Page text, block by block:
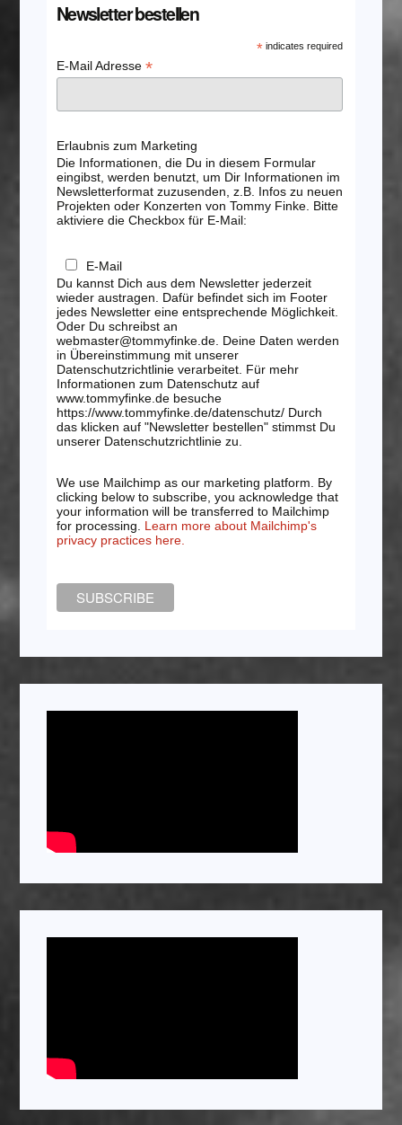
Newsletter bestellen
* indicates required
E-Mail Adresse *
Erlaubnis zum Marketing
Die Informationen, die Du in diesem Formular
eingibst, werden benutzt, um Dir Informationen im
Newsletterformat zuzusenden, z.B. Infos zu neuen
Projekten oder Konzerten von Tommy Finke. Bitte
aktiviere die Checkbox für E-Mail:
E-Mail
Du kannst Dich aus dem Newsletter jederzeit
wieder austragen. Dafür befindet sich im Footer
jedes Newsletter eine entsprechende Möglichkeit.
Oder Du schreibst an
webmaster@tommyfinke.de. Deine Daten werden
in Übereinstimmung mit unserer
Datenschutzrichtlinie verarbeitet. Für mehr
Informationen zum Datenschutz auf
www.tommyfinke.de besuche
https://www.tommyfinke.de/datenschutz/ Durch
das klicken auf "Newsletter bestellen" stimmst Du
unserer Datenschutzrichtlinie zu.
We use Mailchimp as our marketing platform. By
clicking below to subscribe, you acknowledge that
your information will be transferred to Mailchimp
for processing. Learn more about Mailchimp's
privacy practices here.